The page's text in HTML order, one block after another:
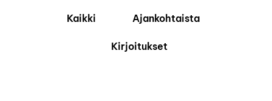
Kaikki Ajankohtaista
Kirjoitukset